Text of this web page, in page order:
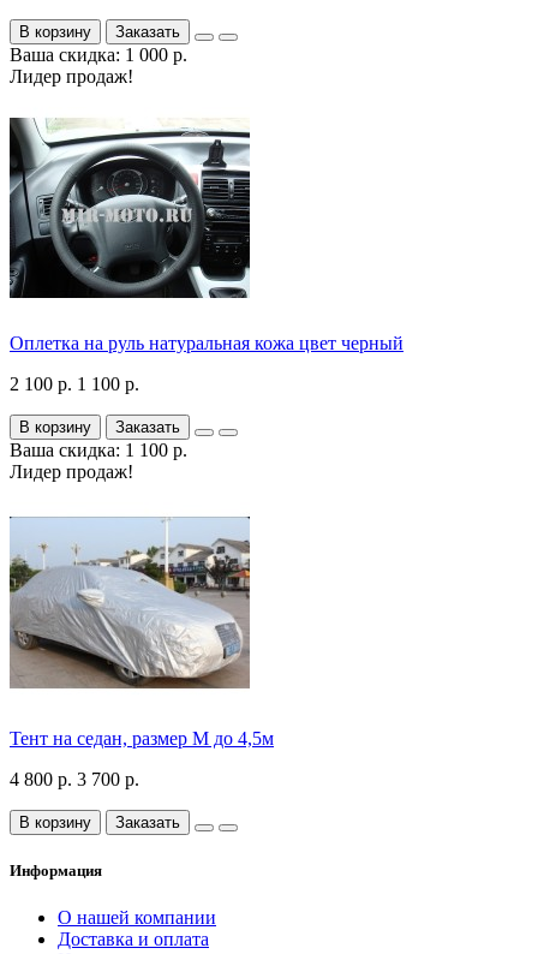
В корзину Заказать
Ваша скидка: 1 000 р.
Лидер продаж!
Оплетка на руль натуральная кожа цвет черный
2 100 р. 1 100 р.
В корзину Заказать
Ваша скидка: 1 100 р.
Лидер продаж!
Тент на седан, размер М до 4,5м
4 800 р. 3 700 р.
В корзину Заказать
Информация
О нашей компании
Доставка и оплата